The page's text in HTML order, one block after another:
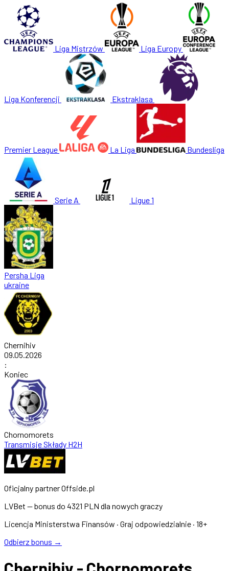
Liga Mistrzów Liga Europy
Liga Konferencji Ekstraklasa
Premier League La Liga Bundesliga
Serie A Ligue 1
Persha Liga
ukraine
Chernihiv
09.05.2026
:
Koniec
Chornomorets
TransmisjeSkłady H2H
Oficjalny partner Offside.pl
LVBet — bonus do 4321 PLN dla nowych graczy
Licencja Ministerstwa Finansów · Graj odpowiedzialnie · 18+
Odbierz bonus →